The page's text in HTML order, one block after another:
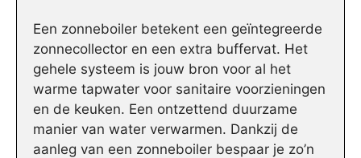
Een zonneboiler betekent een geïntegreerde
zonnecollector en een extra buffervat. Het
gehele systeem is jouw bron voor al het
warme tapwater voor sanitaire voorzieningen
en de keuken. Een ontzettend duurzame
manier van water verwarmen. Dankzij de
aanleg van een zonneboiler bespaar je zo’n